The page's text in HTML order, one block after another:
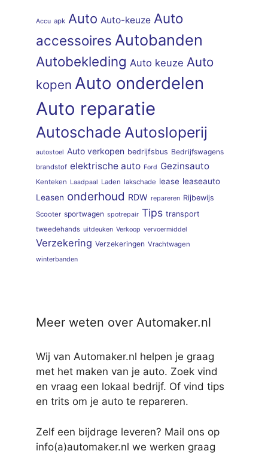
Accu apk Auto Auto-keuze Auto
accessoires Autobanden
Autobekleding Auto keuze Auto
kopen Auto onderdelen
Auto reparatie
Autoschade Autosloperij
autostoel Auto verkopen bedrijfsbus Bedrijfswagens
brandstof elektrische auto Ford Gezinsauto
Kenteken Laadpaal Laden lakschade lease leaseauto
Leasen onderhoud RDW repareren Rijbewijs
Scooter sportwagen spotrepair Tips transport
tweedehands uitdeuken Verkoop vervoermiddel
Verzekering Verzekeringen Vrachtwagen
winterbanden
Meer weten over Automaker.nl
Wij van Automaker.nl helpen je graag
met het maken van je auto. Zoek vind
en vraag een lokaal bedrijf. Of vind tips
en trits om je auto te repareren.
Zelf een bijdrage leveren? Mail ons op
info(a)automaker.nl we werken graag